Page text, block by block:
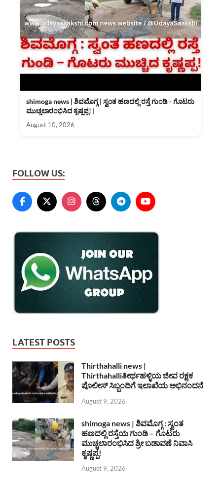
shimoga news | ಶಿವಮೊಗ್ಗ | ಸ್ವಂತ ಹಣದಲ್ಲಿ ರಸ್ತೆ ಗುಂಡಿ - ಗೊಟರು
ಮುಚ್ಚಲಾರಂಭಿಸಿದ ಕೃಷ್ಣಪ್ಪ! |
August 10, 2026
FOLLOW US:
LATEST POSTS
Thirthahalli news |
Thirthahalliತೀರ್ಥಹಳ್ಳಿಯ ಜೀವ ರಕ್ಷಕ
ಪೊಲೀಸ್ ಸಿಬ್ಬಂದಿಗೆ ಇಲಾಖೆಯ ಅಭಿನಂದನೆ
August 9, 2026
shimoga news | ಶಿವಮೊಗ್ಗ : ಸ್ವಂತ
ಹಣದಲ್ಲಿ ರಸ್ತೆಯ ಗುಂಡಿ – ಗೊಟರು
ಮುಚ್ಚಲಾರಂಭಿಸಿದ ಶ್ರೀ ಬಡಾವಣೆ ನಿವಾಸಿ
ಕೃಷ್ಣಪ್ಪ!
August 9, 2026